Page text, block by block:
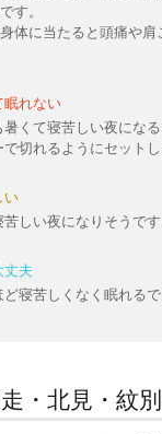
す。
体に当たると頭痛や
眠れない
暑くて寝苦しい夜にな
で切れるようにセットし
い
苦しい夜になりそうです
丈夫
ど寝苦しくなく眠れるで
・北見・紋別